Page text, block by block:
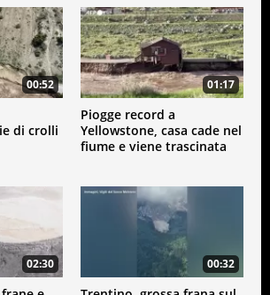
00:52
di crolli
01:17
Piogge record a
Yellowstone, casa cade nel
fiume e viene trascinata
02:30 00:32